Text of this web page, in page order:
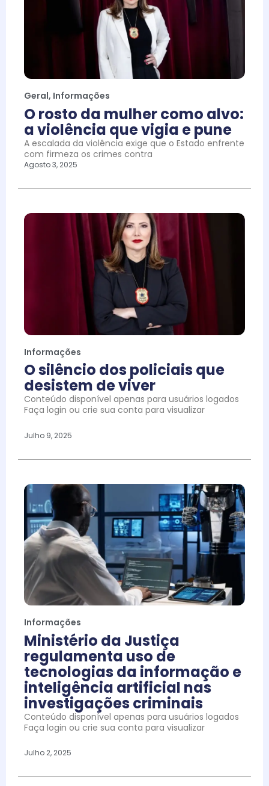
Geral, Informações
O rosto da mulher como alvo:
a violência que vigia e pune
A escalada da violência exige que o Estado enfrente
com firmeza os crimes contra
Agosto 3, 2025
Informações
O silêncio dos policiais que
desistem de viver
Conteúdo disponível apenas para usuários logados
Faça login ou crie sua conta para visualizar
Julho 9, 2025
Informações
Ministério da Justiça
regulamenta uso de
tecnologias da informação e
inteligência artificial nas
investigações criminais
Conteúdo disponível apenas para usuários logados
Faça login ou crie sua conta para visualizar
Julho 2, 2025